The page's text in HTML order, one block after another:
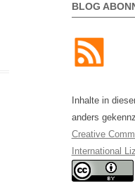
BLOG
Inhalte in
anders
Creative
International